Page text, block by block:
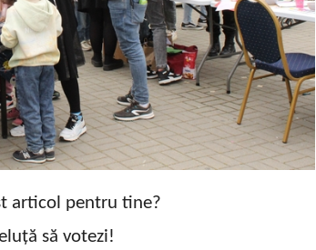
articol pentru tine?
să votezi!